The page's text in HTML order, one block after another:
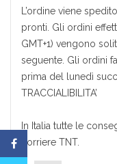
L’ordine viene
pronti. Gli ordini
GMT+1) vengono
seguente. Gli ordini
prima del lunedì
TRACCIALIBILITA’
In Italia tutte le
corriere TNT.